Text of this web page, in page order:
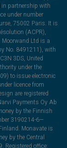
in partnership with
under number
75002 Paris. It is
(ACPR),
Moorwand Ltd is a
No. 8491211), with
3DS, United
under the
to issue electronic
licence from
are registered
Payments Oy Ab
by the Finnish
3190214-6—
Monavate is
by the Central
Registered office: